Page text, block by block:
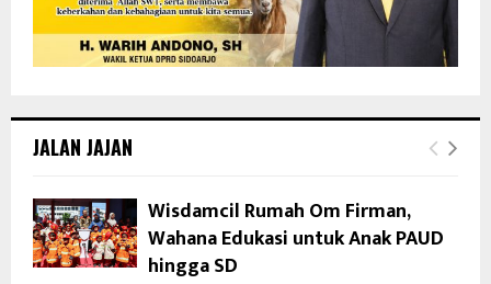
JALAN JAJAN
Wisdamcil Rumah Om Firman,
Wahana Edukasi untuk Anak PAUD
hingga SD